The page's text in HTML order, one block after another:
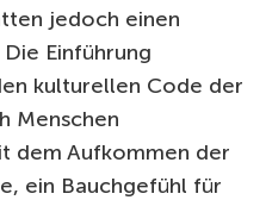
jedoch einen
Einführung
kulturellen Code der
Menschen
dem Aufkommen der
ein Bauchgefühl für